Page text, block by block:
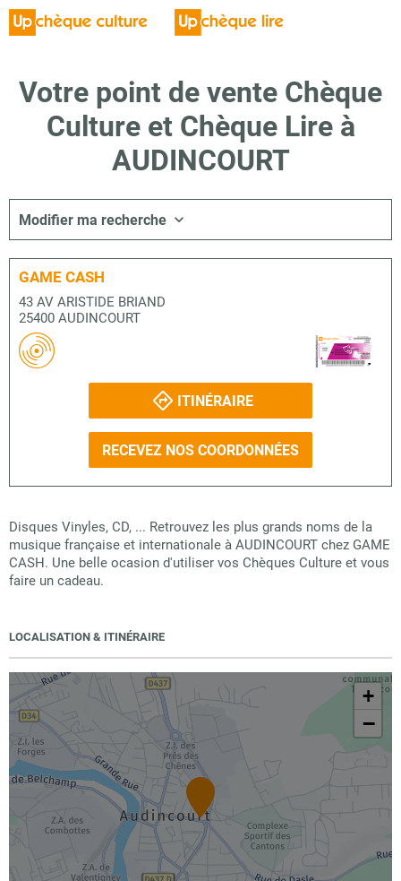
Votre point de vente Chèque
Culture et Chèque Lire à
AUDINCOURT
Modifier ma recherche
GAME CASH
43 AV ARISTIDE BRIAND
25400 AUDINCOURT
ITINÉRAIRE
RECEVEZ NOS COORDONNÉES
Disques Vinyles, CD, ... Retrouvez les plus grands noms de la
musique française et internationale à AUDINCOURT chez GAME
CASH. Une belle ocasion d'utiliser vos Chèques Culture et vous
faire un cadeau.
LOCALISATION & ITINÉRAIRE
+
−